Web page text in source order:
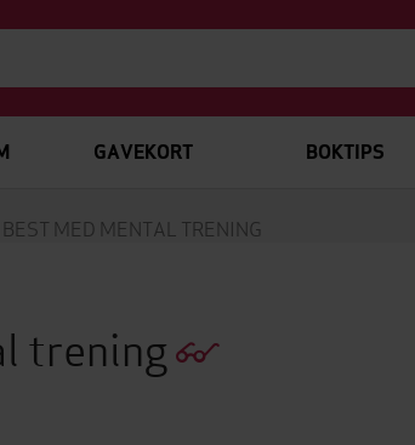
GAVEKORT BOKTIPS
MED MENTAL TRENING
trening